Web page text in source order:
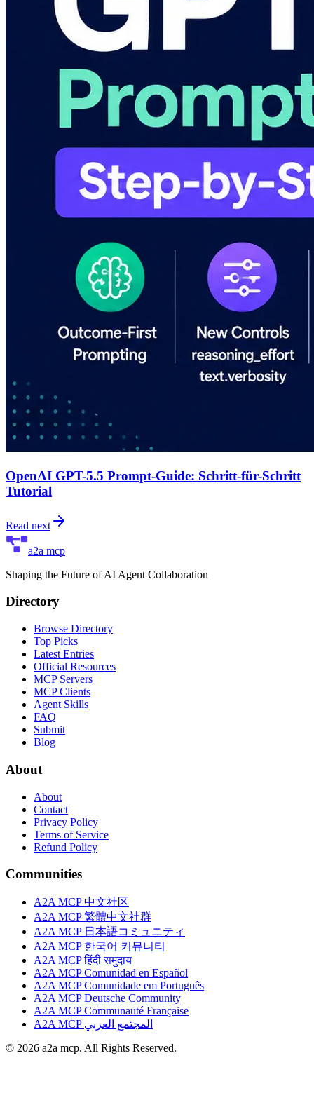
OpenAI GPT-5.5 Prompt-Guide: Schritt-für-Schritt
Tutorial
Read next
a2a mcp
Shaping the Future of AI Agent Collaboration
Directory
Browse Directory
Top Picks
Latest Entries
Official Resources
MCP Servers
MCP Clients
Agent Skills
FAQ
Submit
Blog
About
About
Contact
Privacy Policy
Terms of Service
Refund Policy
Communities
A2A MCP 中文社区
A2A MCP 繁體中文社群
A2A MCP 日本語コミュニティ
A2A MCP 한국어 커뮤니티
A2A MCP हिंदी समुदाय
A2A MCP Comunidad en Español
A2A MCP Comunidade em Português
A2A MCP Deutsche Community
A2A MCP Communauté Française
A2A MCP المجتمع العربي
© 2026 a2a mcp. All Rights Reserved.